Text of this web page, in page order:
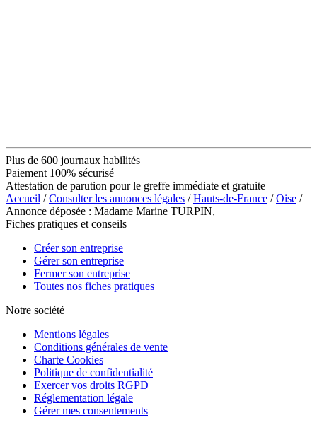
Plus de 600 journaux habilités
Paiement 100% sécurisé
Attestation de parution pour le greffe immédiate et gratuite
Accueil /Consulter les annonces légales /Hauts-de-France /Oise /
Annonce déposée : Madame Marine TURPIN,
Fiches pratiques et conseils
Créer son entreprise
Gérer son entreprise
Fermer son entreprise
Toutes nos fiches pratiques
Notre société
Mentions légales
Conditions générales de vente
Charte Cookies
Politique de confidentialité
Exercer vos droits RGPD
Réglementation légale
Gérer mes consentements